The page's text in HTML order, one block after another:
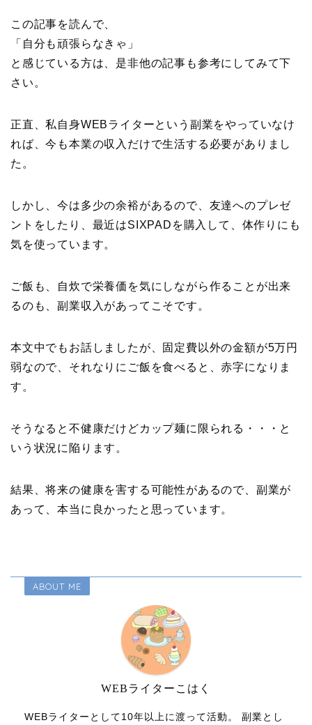
この記事を読んで、
「自分も頑張らなきゃ」
と感じている方は、是非他の記事も参考にしてみて下
さい。
正直、私自身WEBライターという副業をやっていなけ
れば、今も本業の収入だけで生活する必要がありまし
た。
しかし、今は多少の余裕があるので、友達へのプレゼ
ントをしたり、最近はSIXPADを購入して、体作りにも
気を使っています。
ご飯も、自炊で栄養価を気にしながら作ることが出来
るのも、副業収入があってこそです。
本文中でもお話しましたが、固定費以外の金額が5万円
弱なので、それなりにご飯を食べると、赤字になりま
す。
そうなると不健康だけどカップ麺に限られる・・・と
いう状況に陥ります。
結果、将来の健康を害する可能性があるので、副業が
あって、本当に良かったと思っています。
ABOUT ME
WEBライターこはく
WEBライターとして10年以上に渡って活動。 副業とし